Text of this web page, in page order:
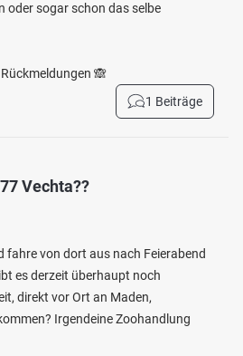
oder sogar schon das selbe
🙈
1 Beiträge
Vechta??
fahre von dort aus nach Feierabend
es derzeit überhaupt noch
direkt vor Ort an Maden,
Irgendeine Zoohandlung